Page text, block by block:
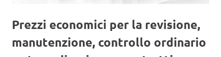
Prezzi economici per la revisione,
manutenzione, controllo ordinario